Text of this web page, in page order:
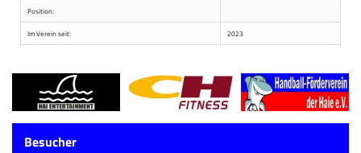
Position:
Im Verein seit: 2023
Besucher